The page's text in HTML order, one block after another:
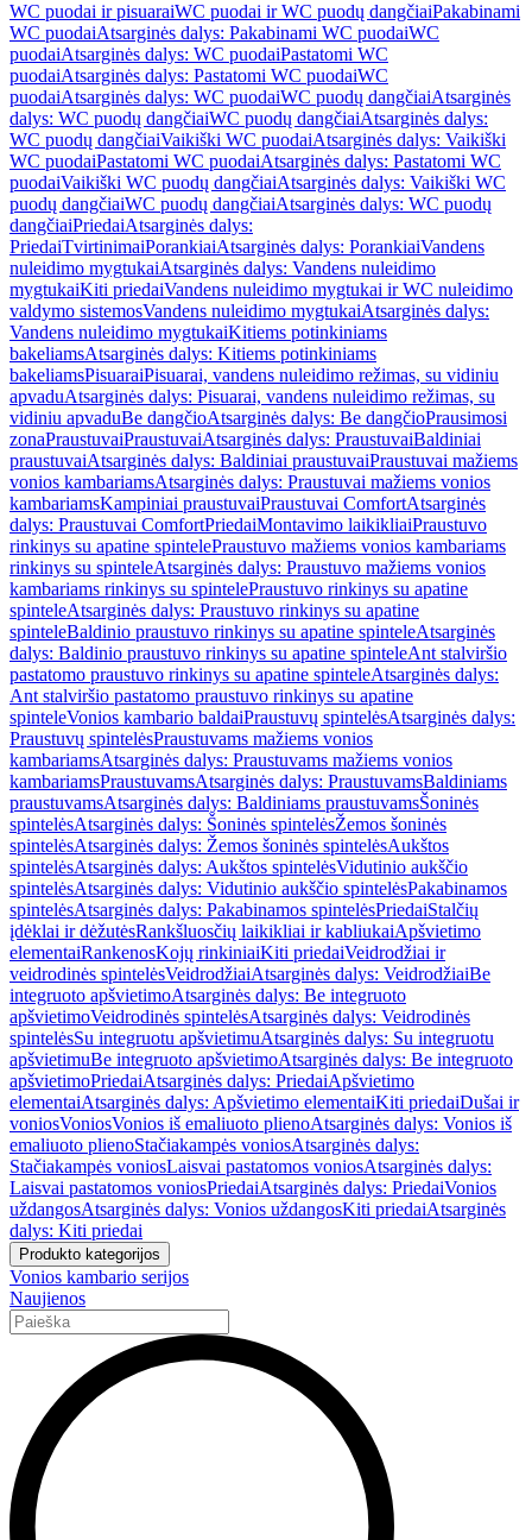
WC puodai ir pisuaraiWC puodai ir WC puodų dangčiaiPakabinami
WC puodaiAtsarginės dalys: Pakabinami WC puodaiWC
puodaiAtsarginės dalys: WC puodaiPastatomi WC
puodaiAtsarginės dalys: Pastatomi WC puodaiWC
puodaiAtsarginės dalys: WC puodaiWC puodų dangčiaiAtsarginės
dalys: WC puodų dangčiaiWC puodų dangčiaiAtsarginės dalys:
WC puodų dangčiaiVaikiški WC puodaiAtsarginės dalys: Vaikiški
WC puodaiPastatomi WC puodaiAtsarginės dalys: Pastatomi WC
puodaiVaikiški WC puodų dangčiaiAtsarginės dalys: Vaikiški WC
puodų dangčiaiWC puodų dangčiaiAtsarginės dalys: WC puodų
dangčiaiPriedaiAtsarginės dalys:
PriedaiTvirtinimaiPorankiaiAtsarginės dalys: PorankiaiVandens
nuleidimo mygtukaiAtsarginės dalys: Vandens nuleidimo
mygtukaiKiti priedaiVandens nuleidimo mygtukai ir WC nuleidimo
valdymo sistemosVandens nuleidimo mygtukaiAtsarginės dalys:
Vandens nuleidimo mygtukaiKitiems potinkiniams
bakeliamsAtsarginės dalys: Kitiems potinkiniams
bakeliamsPisuaraiPisuarai, vandens nuleidimo režimas, su vidiniu
apvaduAtsarginės dalys: Pisuarai, vandens nuleidimo režimas, su
vidiniu apvaduBe dangčioAtsarginės dalys: Be dangčioPrausimosi
zonaPraustuvaiPraustuvaiAtsarginės dalys: PraustuvaiBaldiniai
praustuvaiAtsarginės dalys: Baldiniai praustuvaiPraustuvai mažiems
vonios kambariamsAtsarginės dalys: Praustuvai mažiems vonios
kambariamsKampiniai praustuvaiPraustuvai ComfortAtsarginės
dalys: Praustuvai ComfortPriedaiMontavimo laikikliaiPraustuvo
rinkinys su apatine spintelePraustuvo mažiems vonios kambariams
rinkinys su spinteleAtsarginės dalys: Praustuvo mažiems vonios
kambariams rinkinys su spintelePraustuvo rinkinys su apatine
spinteleAtsarginės dalys: Praustuvo rinkinys su apatine
spinteleBaldinio praustuvo rinkinys su apatine spinteleAtsarginės
dalys: Baldinio praustuvo rinkinys su apatine spinteleAnt stalviršio
pastatomo praustuvo rinkinys su apatine spinteleAtsarginės dalys:
Ant stalviršio pastatomo praustuvo rinkinys su apatine
spinteleVonios kambario baldaiPraustuvų spintelėsAtsarginės dalys:
Praustuvų spintelėsPraustuvams mažiems vonios
kambariamsAtsarginės dalys: Praustuvams mažiems vonios
kambariamsPraustuvamsAtsarginės dalys: PraustuvamsBaldiniams
praustuvamsAtsarginės dalys: Baldiniams praustuvamsŠoninės
spintelėsAtsarginės dalys: Šoninės spintelėsŽemos šoninės
spintelėsAtsarginės dalys: Žemos šoninės spintelėsAukštos
spintelėsAtsarginės dalys: Aukštos spintelėsVidutinio aukščio
spintelėsAtsarginės dalys: Vidutinio aukščio spintelėsPakabinamos
spintelėsAtsarginės dalys: Pakabinamos spintelėsPriedaiStalčių
įdėklai ir dėžutėsRankšluosčių laikikliai ir kabliukaiApšvietimo
elementaiRankenosKojų rinkiniaiKiti priedaiVeidrodžiai ir
veidrodinės spintelėsVeidrodžiaiAtsarginės dalys: VeidrodžiaiBe
integruoto apšvietimoAtsarginės dalys: Be integruoto
apšvietimoVeidrodinės spintelėsAtsarginės dalys: Veidrodinės
spintelėsSu integruotu apšvietimuAtsarginės dalys: Su integruotu
apšvietimuBe integruoto apšvietimoAtsarginės dalys: Be integruoto
apšvietimoPriedaiAtsarginės dalys: PriedaiApšvietimo
elementaiAtsarginės dalys: Apšvietimo elementaiKiti priedaiDušai ir
voniosVoniosVonios iš emaliuoto plienoAtsarginės dalys: Vonios iš
emaliuoto plienoStačiakampės voniosAtsarginės dalys:
Stačiakampės voniosLaisvai pastatomos voniosAtsarginės dalys:
Laisvai pastatomos voniosPriedaiAtsarginės dalys: PriedaiVonios
uždangosAtsarginės dalys: Vonios uždangosKiti priedaiAtsarginės
dalys: Kiti priedai
Produkto kategorijos
Vonios kambario serijos
Naujienos